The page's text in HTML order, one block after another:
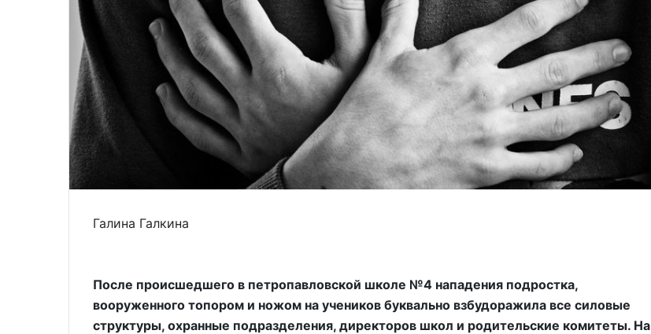
Галина Галкина
После происшедшего в петропавловской школе №4 нападения подростка,
вооруженного топором и ножом на учеников буквально взбудоражила все силовые
структуры, охранные подразделения, директоров школ и родительские комитеты. На